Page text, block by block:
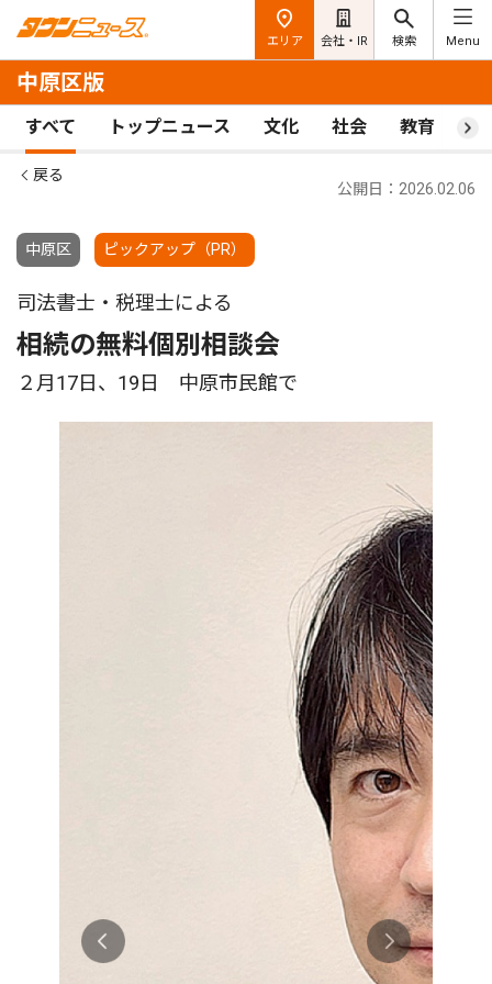
エリア 会社・IR 検索 Menu
中原区版
すべて トップニュース 文化 社会 教育 ス
戻る
中原区 ピックアップ（PR）
公開日：2026.02.06
司法書士・税理士による
相続の無料個別相談会
２月17日、19日 中原市民館で